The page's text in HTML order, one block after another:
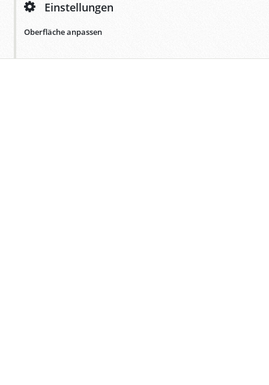
Einstellungen
Oberfläche anpassen